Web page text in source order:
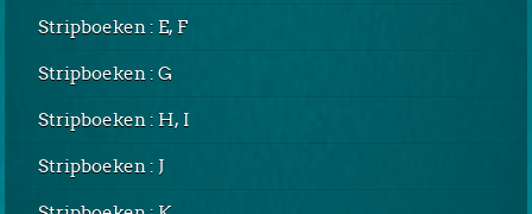
Stripboeken : E, F
Stripboeken : G
Stripboeken : H, I
Stripboeken : J